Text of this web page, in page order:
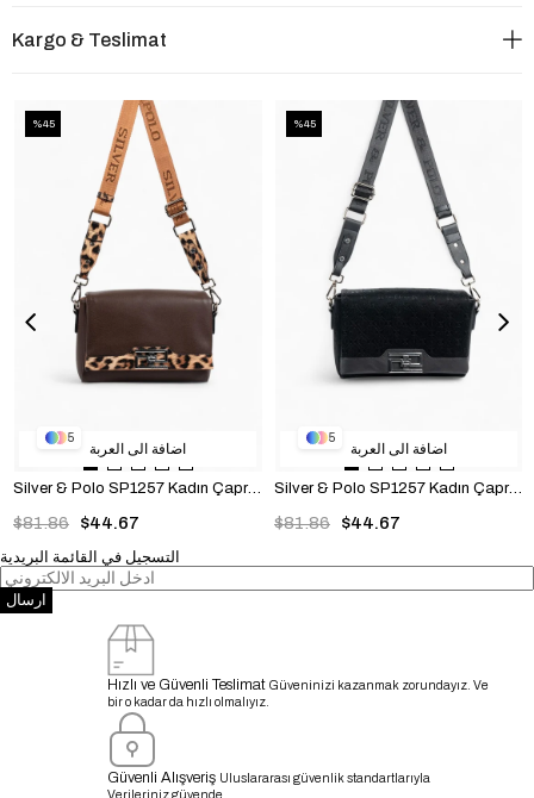
Kargo & Teslimat
5
Silver & Polo SP1257 Kadın Çapraz Çanta Düz Kahve-Leopar Taba
$44.67
$81.86
اضافة الى العربة
%45
5
Silver & Polo SP1257 Kadın Çapraz Çanta Fashion Siyah
$44.67
$81.86
اضافة الى العربة
%45
التسجيل في القائمة البريدية
ارسال
Hızlı ve Güvenli Teslimat Güveninizi kazanmak zorundayız. Ve
bir o kadar da hızlı olmalıyız.
Güvenli Alışveriş Uluslararası güvenlik standartlarıyla